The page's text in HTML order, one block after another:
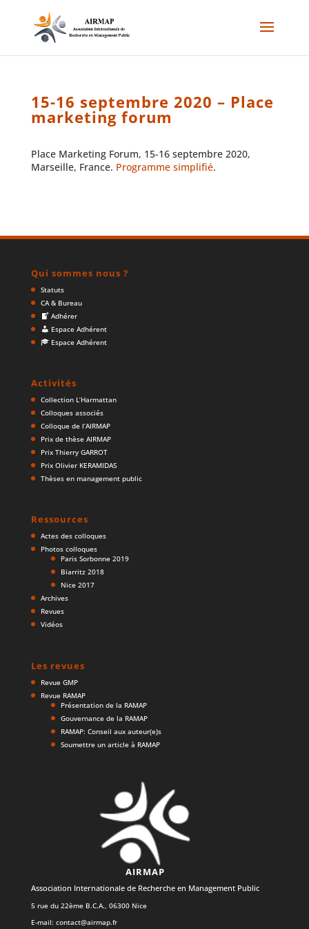
15-16 septembre 2020 – Place
marketing forum
Place Marketing Forum, 15-16 septembre 2020,
Marseille, France. Programme simplifié.
Qui sommes nous ?
Statuts
CA & Bureau
Adhérer
Espace Adhérent
Espace Adhérent
Activités
Collection L’Harmattan
Colloques associés
Colloque de l’AIRMAP
Prix de thèse AIRMAP
Prix Thierry GARROT
Prix Olivier KERAMIDAS
Thèses en management public
Ressources
Actes des colloques
Photos colloques
Paris Sorbonne 2019
Biarritz 2018
Nice 2017
Archives
Revues
Vidéos
Les revues
Revue GMP
Revue RAMAP
Présentation de la RAMAP
Gouvernance de la RAMAP
RAMAP: Conseil aux auteur(e)s
Soumettre un article à RAMAP
AIRMAP
Association Internationale de Recherche en Management Public
5 rue du 22ème B.C.A., 06300 Nice
E-mail: contact@airmap.fr